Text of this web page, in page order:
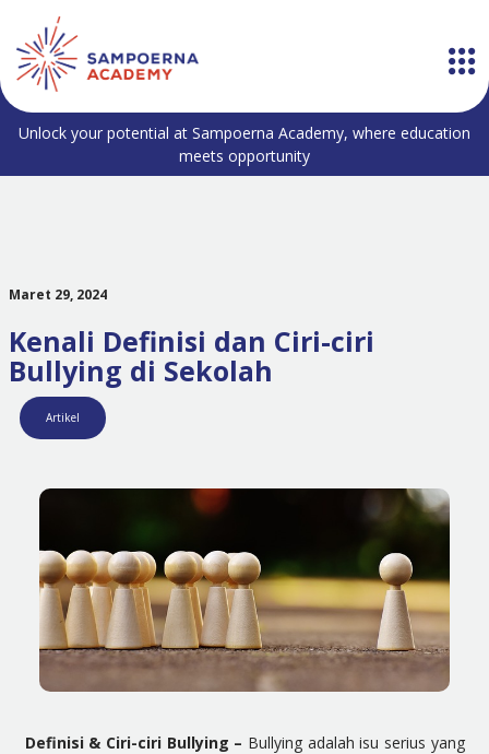
Unlock your potential at Sampoerna Academy, where education
meets opportunity
Maret 29, 2024
Kenali Definisi dan Ciri-ciri
Bullying di Sekolah
Artikel
Definisi & Ciri-ciri Bullying – Bullying adalah isu serius yang